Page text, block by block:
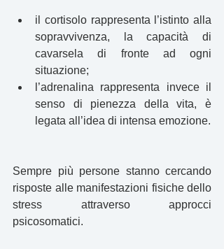
il cortisolo rappresenta l’istinto alla
sopravvivenza, la capacità di
cavarsela di fronte ad ogni
situazione;
l’adrenalina rappresenta invece il
senso di pienezza della vita, è
legata all’idea di intensa emozione.
Sempre più persone stanno cercando
risposte alle manifestazioni fisiche dello
stress attraverso approcci
psicosomatici.